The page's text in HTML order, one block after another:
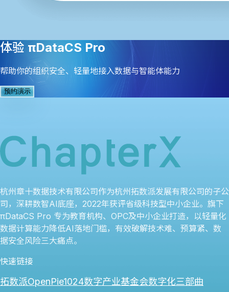
体验 πDataCS Pro
帮助你的组织安全、轻量地接入数据与智能体能力
预约演示
杭州章十数据技术有限公司作为杭州拓数派发展有限公司的子公
司，深耕数智AI底座，2022年获评省级科技型中小企业。旗下
πDataCS Pro 专为教育机构、OPC及中小企业打造，以轻量化
数据计算能力降低AI落地门槛，有效破解技术难、预算紧、数
据安全风险三大痛点。
快速链接
拓数派OpenPie1024数字产业基金会数字化三部曲